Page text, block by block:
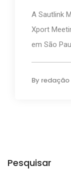
A Sautlink
Xport
em São
By redação
Pesquisar